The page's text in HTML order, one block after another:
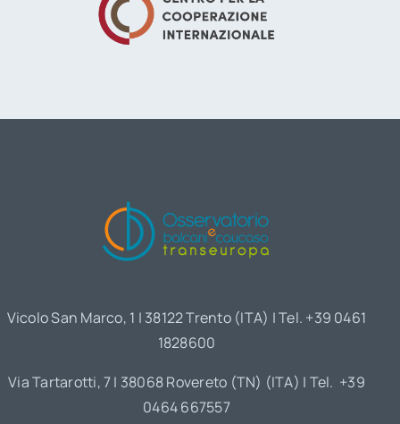
Vicolo San Marco, 1 | 38122 Trento (ITA) | Tel. +39 0461
1828600
Via Tartarotti, 7 | 38068 Rovereto (TN) (ITA) | Tel. +39
0464 667557